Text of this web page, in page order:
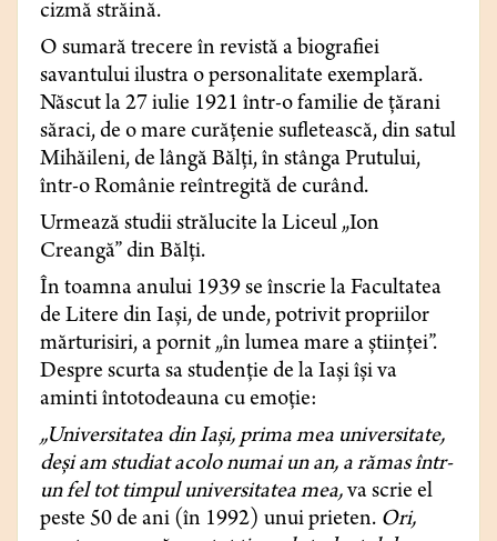
cizmă străină.
O sumară trecere în revistă a biografiei
savantului ilustra o personalitate exemplară.
Născut la 27 iulie 1921 într-o familie de ţărani
săraci, de o mare curăţenie sufletească, din satul
Mihăileni, de lângă Bălţi, în stânga Prutului,
într-o Românie reîntregită de curând.
Urmează studii strălucite la Liceul „Ion
Creangă” din Bălţi.
În toamna anului 1939 se înscrie la Facultatea
de Litere din Iaşi, de unde, potrivit propriilor
mărturisiri, a pornit „în lumea mare a ştiinţei”.
Despre scurta sa studenţie de la Iaşi îşi va
aminti întotodeauna cu emoţie:
„Universitatea din Iaşi, prima mea universitate,
deşi am studiat acolo numai un an, a rămas într-
un fel tot timpul universitatea mea,va scrie el
peste 50 de ani (în 1992) unui prieten. Ori,